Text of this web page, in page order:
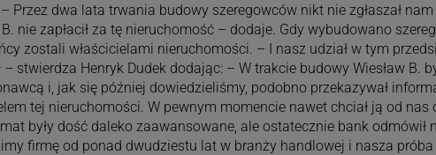
Przez dwa lata trwania budowy szeregowców nikt nie zgłaszał
B. nie zapłacił za tę nieruchomość – dodaje. Gdy wybudowano
zostali właścicielami nieruchomości. – I nasz udział w tym
– stwierdza Henryk Dudek dodając: – W trakcie budowy Wiesław B.
i, jak się później dowiedzieliśmy, podobno przekazywał
tej nieruchomości. W pewnym momencie nawet chciał ją od
były dość daleko zaawansowane, ale ostatecznie bank odmówił
firmę od ponad dwudziestu lat w branży handlowej i nasza